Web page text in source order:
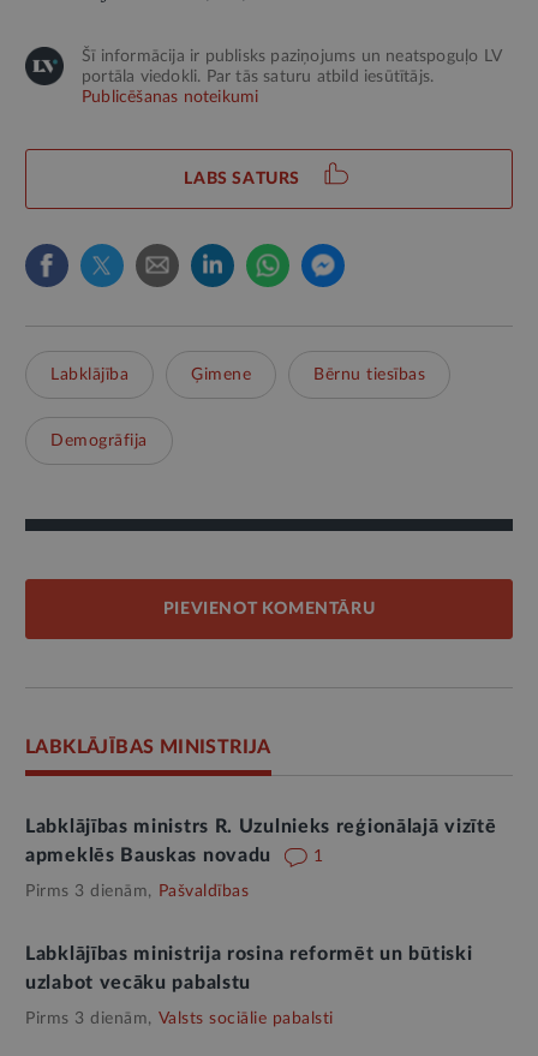
Šī informācija ir publisks paziņojums un neatspoguļo LV
portāla viedokli. Par tās saturu atbild iesūtītājs.
Publicēšanas noteikumi
LABS SATURS
Labklājība Ģimene Bērnu tiesības
Demogrāfija
PIEVIENOT KOMENTĀRU
LABKLĀJĪBAS MINISTRIJA
Labklājības ministrs R. Uzulnieks reģionālajā vizītē
apmeklēs Bauskas novadu
1
Pirms 3 dienām, Pašvaldības
Labklājības ministrija rosina reformēt un būtiski
uzlabot vecāku pabalstu
Pirms 3 dienām, Valsts sociālie pabalsti